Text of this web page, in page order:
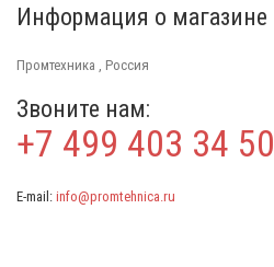
Информация о магазине
Промтехника , Россия
Звоните нам:
+7 499 403 34 50
E-mail: info@promtehnica.ru